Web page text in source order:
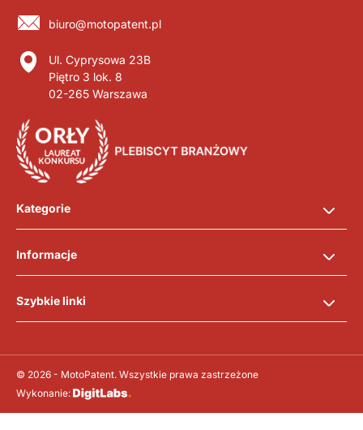
biuro@motopatent.pl
Ul. Cyprysowa 23B
Piętro 3 lok. 8
02-265 Warszawa
Kategorie
Informacje
Szybkie linki
© 2026 - MotoPatent. Wszystkie prawa zastrzeżone
Wykonanie: